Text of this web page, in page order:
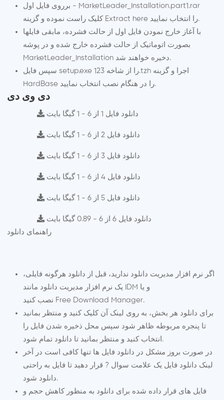
برروی فایل اول - MarketLeader_Installation.part1.rar
کلیک راست نموده و گزینه Extract here را انتخاب نمایید.
با آغاز خارج نمودن فایل اول از حالت فشرده، مابقی فایلها
بصورت اتوماتیک از حالت فشرده خارج شده و در پوشه
MarketLeader_Installation دخیره خواهند شد.
سپس فایل setup.exe را از شاخه 123.tzh اجرا و گزینه
HardBase را در هنگام نصب انتخاب نمایید.
دی وی دی
دانلود فایل 1 از 6 - 1 گیگا بایت
دانلود فایل 2 از 6 - 1 گیگا بایت
دانلود فایل 3 از 6 - 1 گیگا بایت
دانلود فایل 4 از 6 - 1 گیگا بایت
دانلود فایل 5 از 6 - 1 گیگا بایت
دانلود فایل 6 از 6 - 0.89 گیگا بایت
راهنمای دانلود
اگر نرم افزار مدیریت دانلود ندارید، قبل از دانلود هرگونه فایلی،
یک نرم افزار مدیریت دانلود مانند IDM و یا
Free Download Managerنصب کنید.
برای دانلود هر بخش، به روی لینک آن کلیک کنید و منتظر بمانید
تا پنجره مربوطه ظاهر شود سپس محل ذخیره شدن فایل را
انتخاب کنید و منتظر بمانید تا دانلود تمام شود.
در صورت بروز مشکل در دانلود فایل ها تنها کافی است در آخر
لینک دانلود فایل یک علامت سوال ? قرار دهید تا فایل به راحتی
دانلود شود.
فایل های قرار داده شده برای دانلود به منظور کاهش حجم و